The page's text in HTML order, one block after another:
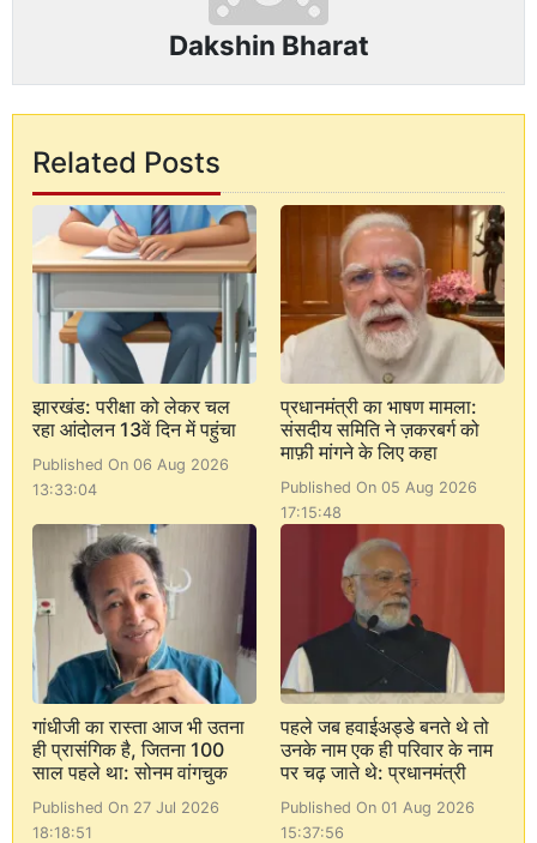
Dakshin Bharat
Related Posts
झारखंड: परीक्षा को लेकर चल
रहा आंदोलन 13वें दिन में पहुंचा
Published On 06 Aug 2026
13:33:04
प्रधानमंत्री का भाषण मामला:
संसदीय समिति ने ज़करबर्ग को
माफ़ी मांगने के लिए कहा
Published On 05 Aug 2026
17:15:48
गांधीजी का रास्ता आज भी उतना
ही प्रासंगिक है, जितना 100
साल पहले था: सोनम वांगचुक
Published On 27 Jul 2026
18:18:51
पहले जब हवाईअड्डे बनते थे तो
उनके नाम एक ही परिवार के नाम
पर चढ़ जाते थे: प्रधानमंत्री
Published On 01 Aug 2026
15:37:56